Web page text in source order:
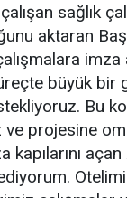
sağlık
aktaran
imza
büyük bir
Bu
ve projesine
kapılarını